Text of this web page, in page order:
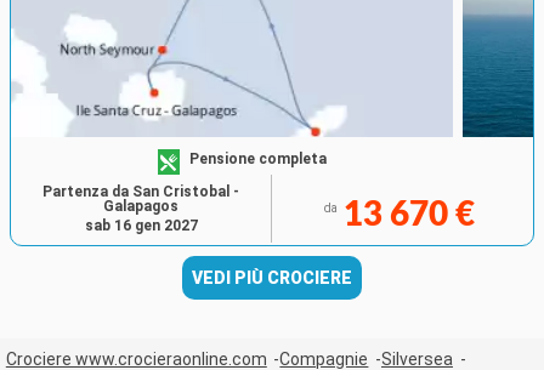
Pensione completa
da 13 670 €
Partenza da San Cristobal -
Galapagos
sab 16 gen 2027
VEDI PIÙ CROCIERE
Crociere www.crocieraonline.com Compagnie
Silversea